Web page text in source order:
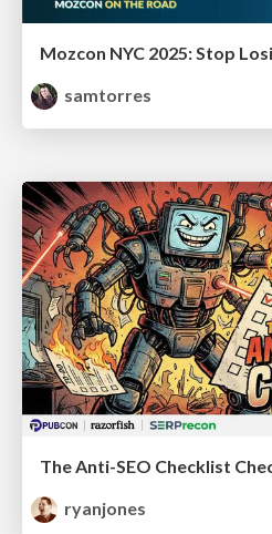
Mozcon NYC 2025: Stop
samtorres
ryanjones